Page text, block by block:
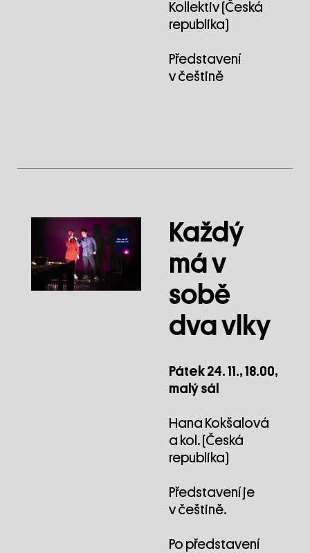
Kollektiv (Česká
republika)
Představení
v češtině
Každý
má v
sobě
dva vlky
Pátek 24. 11., 18.00,
malý sál
Hana Kokšalová
a kol. (Česká
republika)
Představení je
v češtině.
Po představení